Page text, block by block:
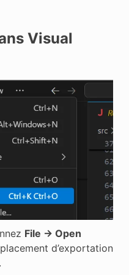
Visual
File -> Open
d’exportation